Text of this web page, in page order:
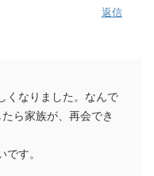
返信
くなりました。なんで
ら家族が、再会でき
す。